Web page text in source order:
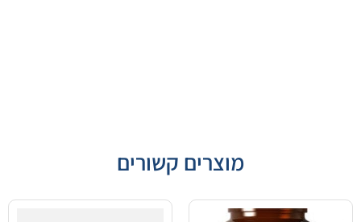
מוצרים קשורים